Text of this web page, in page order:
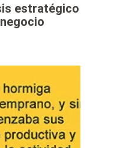
estratégico